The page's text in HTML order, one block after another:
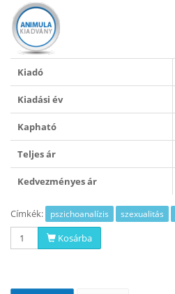
Kiadó
Kiadási év
Kapható
Teljes ár
Kedvezményes ár
Címkék: pszichoanalízis szexualitás
Kosárba